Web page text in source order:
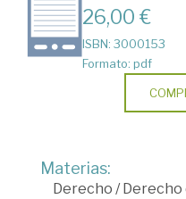
26,00 €
ISBN: 3000153
Formato: pdf
Materias:
Derecho / Derecho